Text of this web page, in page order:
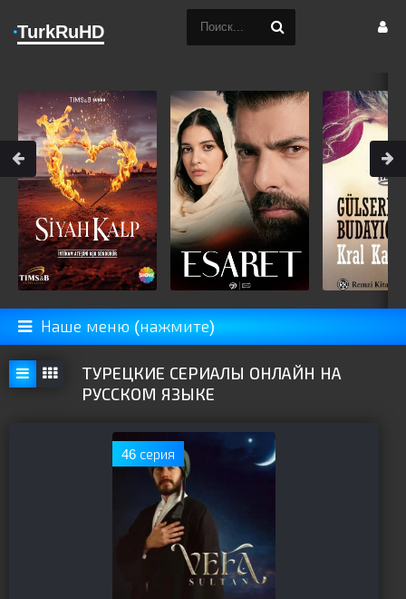
Наше меню (нажмите)
ТУРЕЦКИЕ СЕРИАЛЫ ОНЛАЙН НА
РУССКОМ ЯЗЫКЕ
46 серия
TurkRuHD